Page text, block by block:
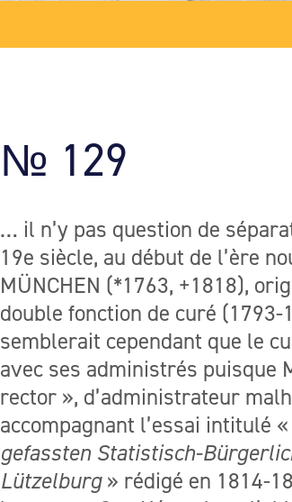
№ 129
… il n’y pas question de
19e siècle, au début de l’ère
MÜNCHEN (*1763, +1818),
double fonction de curé
semblerait cependant que le
avec ses administrés puisque
rector », d’administrateur
accompagnant l’essai intitulé
gefassten Statistisch-
Lützelburg» rédigé en 1814-